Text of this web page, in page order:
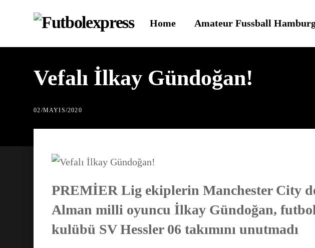
Home Amateur Fussball
Vefalı İlkay Gündoğan!
02/MAYIS/2020
PREMİER Lig ekiplerin Manchester City
Alman milli oyuncu İlkay Gündoğan,
kulübü SV Hessler 06 takımını unutmadı